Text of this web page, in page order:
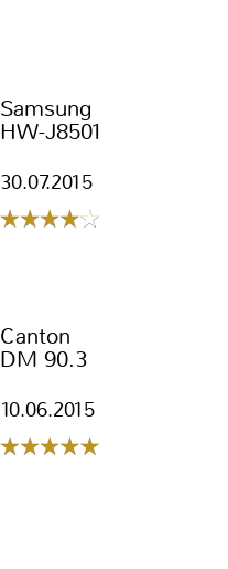
Samsung
HW-J8501
30.07.2015
Canton
DM 90.3
10.06.2015